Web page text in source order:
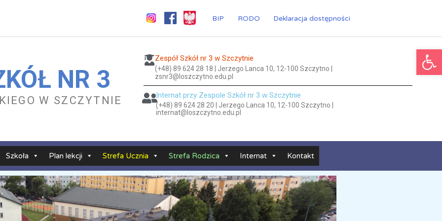
BIP RODO Deklaracja dostępności
NR 3
W SZCZYTNIE
Zespół Szkół nr 3 w Szczytnie
(+48) 89 624 28 18 | Jerzego Lanca 10, 12-100 Szczytno |
zsnr3@loszczytno.edu.pl
Internat przy Zespole Szkół nr 3 w Szczytnie
(+48) 89 624 28 20 | Jerzego Lanca 10, 12-100 Szczytno |
internat@loszczytno.edu.pl
Szkoła Plan lekcji Strefa Ucznia Strefa Rodzica Internat Kontakt